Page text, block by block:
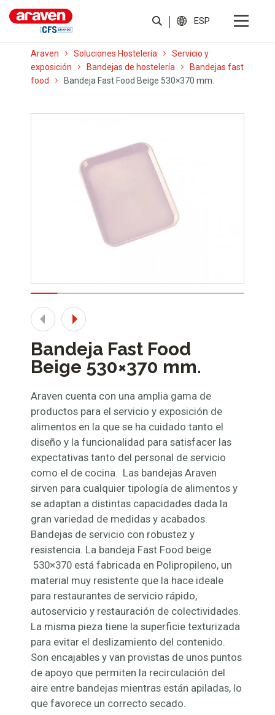
ESP
Araven Soluciones Hostelería
Servicio y
exposición
Bandejas de hostelería
Bandejas fast
food
Bandeja Fast Food Beige 530×370 mm.
Bandeja Fast Food
Beige 530×370 mm.
Araven cuenta con una amplia gama de
productos para el servicio y exposición de
alimentos en la que se ha cuidado tanto el
diseño y la funcionalidad para satisfacer las
expectativas tanto del personal de servicio
como el de cocina. Las bandejas Araven
sirven para cualquier tipología de alimentos y
se adaptan a distintas capacidades dada la
gran variedad de medidas y acabados.
Bandejas de servicio con robustez y
resistencia. La bandeja Fast Food beige
530×370 está fabricada en Polipropileno, un
material muy resistente que la hace ideale
para restaurantes de servicio rápido,
autoservicio y restauración de colectividades.
La misma pieza tiene la superficie texturizada
para evitar el deslizamiento del contenido.
Son encajables y van provistas de unos puntos
de apoyo que permiten la recirculación del
aire entre bandejas mientras están apiladas, lo
que favorece un correcto secado.